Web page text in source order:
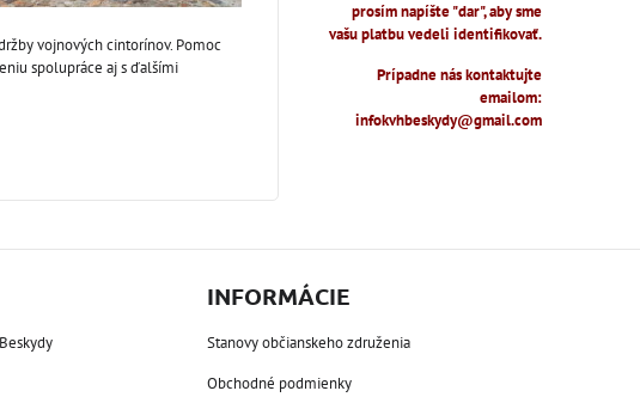
vojnových cintorínov. Pomoc
spolupráce aj s ďalšími
prosím napíšte "dar", aby sme
vašu platbu vedeli identifikovať.
Prípadne nás kontaktujte
emailom:
infokvhbeskydy@gmail.com
INFORMÁCIE
Stanovy občianskeho združenia
Obchodné podmienky